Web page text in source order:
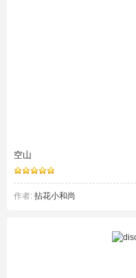
空山
作者: 拈花小和尚